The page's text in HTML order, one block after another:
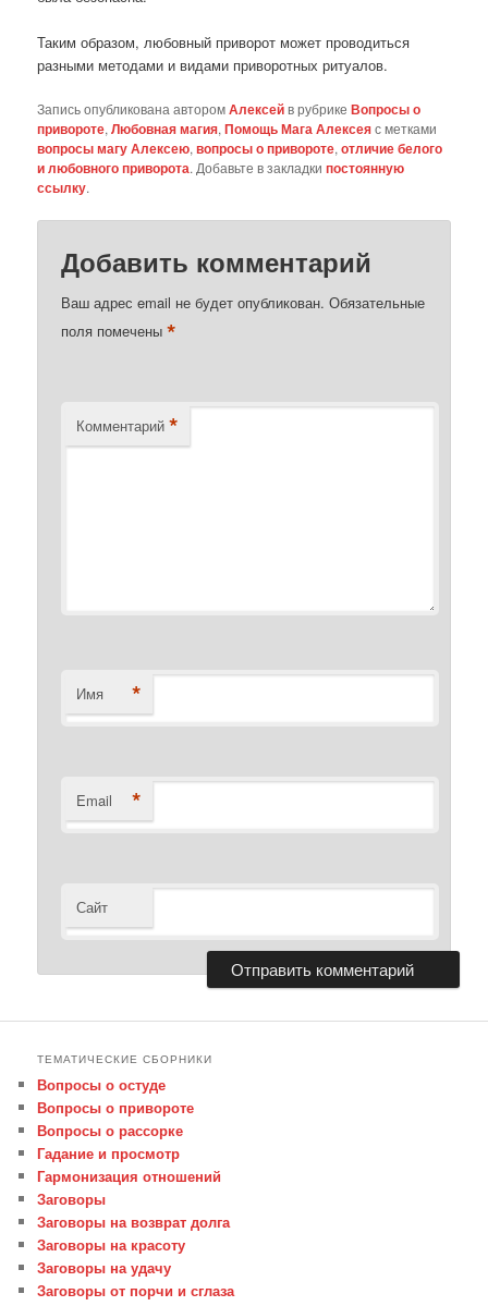
Таким образом, любовный приворот может проводиться
разными методами и видами приворотных ритуалов.
Запись опубликована авторомАлексейв рубрикеВопросы о
привороте,Любовная магия,Помощь Мага Алексеяс метками
вопросы магу Алексею,вопросы о привороте,отличие белого
и любовного приворота. Добавьте в закладкипостоянную
ссылку.
Добавить комментарий
Ваш адрес email не будет опубликован. Обязательные
поля помечены*
Комментарий *
Имя *
Email *
Сайт
ТЕМАТИЧЕСКИЕ СБОРНИКИ
Вопросы о остуде
Вопросы о привороте
Вопросы о рассорке
Гадание и просмотр
Гармонизация отношений
Заговоры
Заговоры на возврат долга
Заговоры на красоту
Заговоры на удачу
Заговоры от порчи и сглаза